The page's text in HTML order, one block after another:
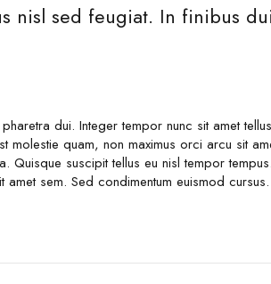
nisl sed feugiat. In finibus dui
dui. Integer tempor nunc sit amet tellus
quam, non maximus orci arcu sit
Quisque suscipit tellus eu nisl tempor tempus.
sem. Sed condimentum euismod cursus.